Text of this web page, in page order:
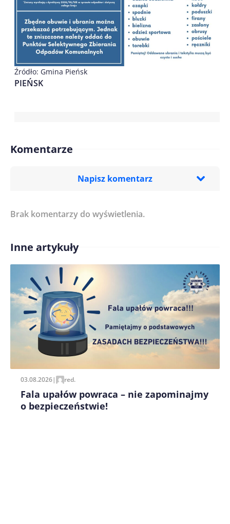
Źródło: Gmina Pieńsk
PIEŃSK
Komentarze
Napisz komentarz
Treść komentarza*
Imię/ Nick*
Zapamiętaj moje dane w tej przeglądarce podczas
pisania kolejnych komentarzy.
Brak komentarzy do wyświetlenia.
Inne artykuły
03.08.2026| red.
Fala upałów powraca – nie zapominajmy
o bezpieczeństwie!